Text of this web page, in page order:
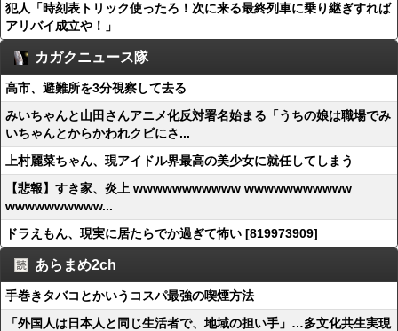
犯人「時刻表トリック使ったろ！次に来る最終列車に乗り継ぎすれば
アリバイ成立や！」
カガクニュース隊
高市、避難所を3分視察して去る
みいちゃんと山田さんアニメ化反対署名始まる「うちの娘は職場でみ
いちゃんとからかわれクビにさ...
上村麗菜ちゃん、現アイドル界最高の美少女に就任してしまう
【悲報】すき家、炎上 wwwwwwwwwww wwwwwwwwwww
wwwwwwwwww...
ドラえもん、現実に居たらでか過ぎて怖い [819973909]
あらまめ2ch
手巻きタバコとかいうコスパ最強の喫煙方法
「外国人は日本人と同じ生活者で、地域の担い手」…多文化共生実現